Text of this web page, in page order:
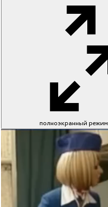
полноэкранный режим